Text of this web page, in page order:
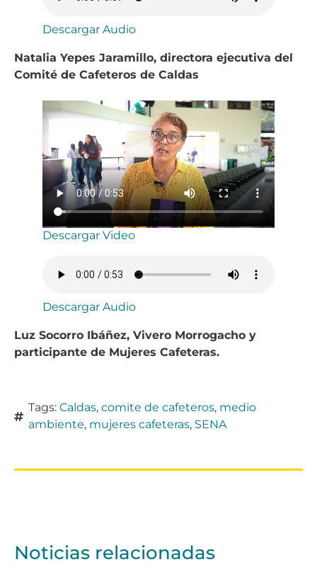
Descargar Audio
Natalia Yepes Jaramillo, directora ejecutiva del
Comité de Cafeteros de Caldas
Descargar Video
Descargar Audio
Luz Socorro Ibáñez, Vivero Morrogacho y
participante de Mujeres Cafeteras.
Tags: Caldas, comite de cafeteros, medio
ambiente, mujeres cafeteras, SENA
Noticias relacionadas